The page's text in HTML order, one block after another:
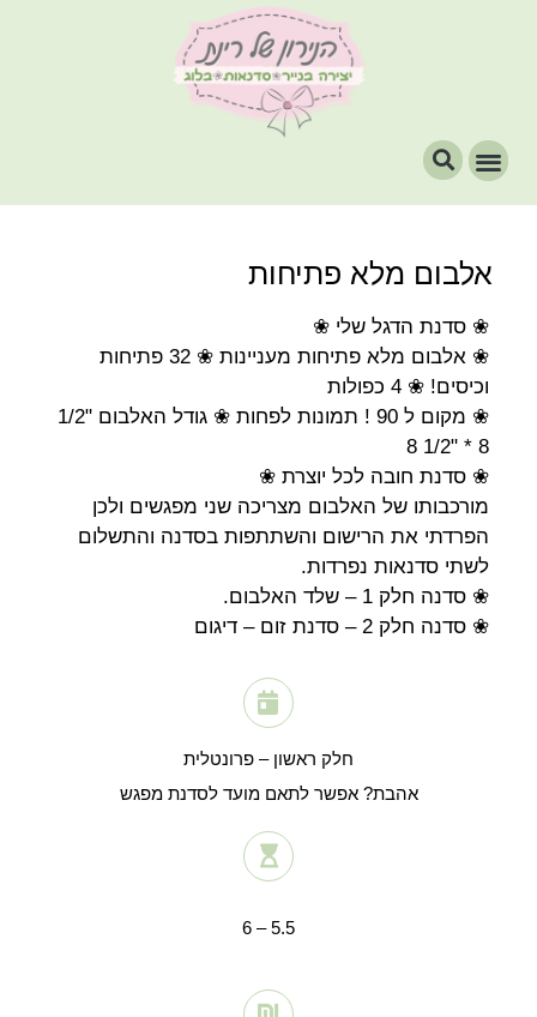
אלבום מלא פתיחות
❀ סדנת הדגל שלי ❀
❀ אלבום מלא פתיחות מעניינות ❀ 32 פתיחות
וכיסים! ❀ 4 כפולות
❀ מקום ל 90 ! תמונות לפחות ❀ גודל האלבום "1/2
8 * "1/2 8
❀ סדנת חובה לכל יוצרת ❀
מורכבותו של האלבום מצריכה שני מפגשים ולכן
הפרדתי את הרישום והשתתפות בסדנה והתשלום
לשתי סדנאות נפרדות.
❀ סדנה חלק 1 – שלד האלבום.
❀ סדנה חלק 2 – סדנת זום – דיגום
חלק ראשון – פרונטלית
אהבת? אפשר לתאם מועד לסדנת מפגש
5.5 – 6